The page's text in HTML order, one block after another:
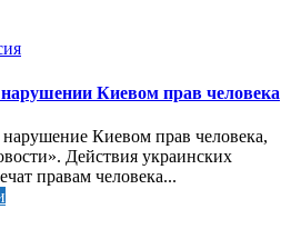
Киевом прав человека
Киевом прав человека,
Действия украинских
правам человека...